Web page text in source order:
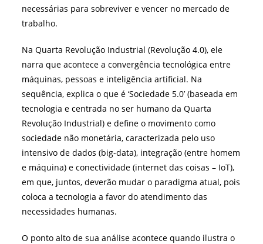
necessárias para sobreviver e vencer no mercado de
trabalho.
Na Quarta Revolução Industrial (Revolução 4.0), ele
narra que acontece a convergência tecnológica entre
máquinas, pessoas e inteligência artificial. Na
sequência, explica o que é ‘Sociedade 5.0’ (baseada em
tecnologia e centrada no ser humano da Quarta
Revolução Industrial) e define o movimento como
sociedade não monetária, caracterizada pelo uso
intensivo de dados (big-data), integração (entre homem
e máquina) e conectividade (internet das coisas – IoT),
em que, juntos, deverão mudar o paradigma atual, pois
coloca a tecnologia a favor do atendimento das
necessidades humanas.
O ponto alto de sua análise acontece quando ilustra o